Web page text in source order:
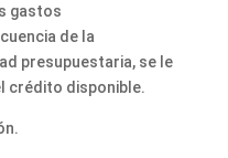
gastos
de la
presupuestaria, se le
crédito disponible.